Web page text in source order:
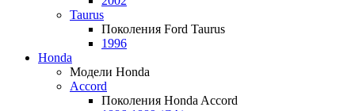
Taurus
Поколения Ford Taurus
1996
Honda
Модели Honda
Accord
Поколения Honda Accord